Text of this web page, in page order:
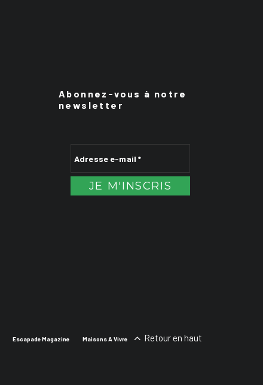
Abonnez-vous à notre
newsletter
Escapade Magazine Maisons A Vivre Retour en haut